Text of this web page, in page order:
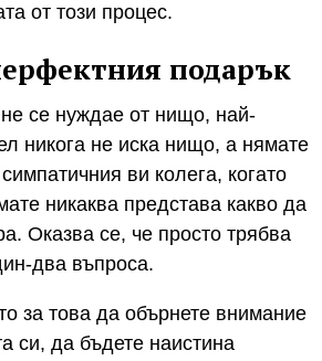
от този процес.
подарък
се нуждае от нищо, най-
никога не иска нищо, а нямате
ви колега, когато
никаква представа какво да
Оказва се, че просто трябва
два въпроса.
за това да обърнете внимание
си, да бъдете наистина